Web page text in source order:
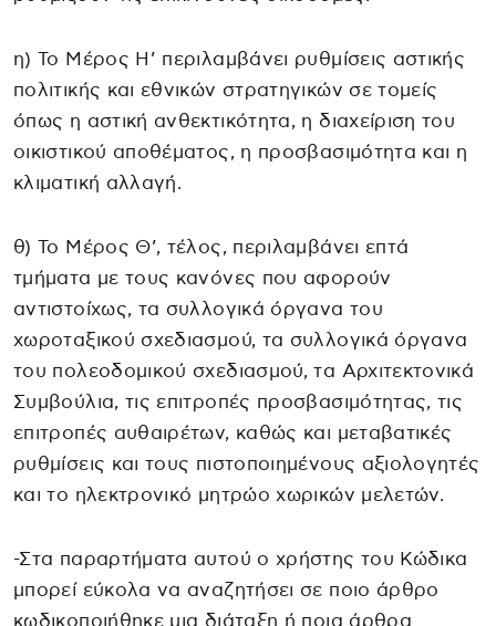
η) Το Μέρος Η’ περιλαμβάνει ρυθμίσεις αστικής
πολιτικής και εθνικών στρατηγικών σε τομείς
όπως η αστική ανθεκτικότητα, η διαχείριση του
οικιστικού αποθέματος, η προσβασιμότητα και η
κλιματική αλλαγή.
θ) Το Μέρος Θ’, τέλος, περιλαμβάνει επτά
τμήματα με τους κανόνες που αφορούν
αντιστοίχως, τα συλλογικά όργανα του
χωροταξικού σχεδιασμού, τα συλλογικά όργανα
του πολεοδομικού σχεδιασμού, τα Αρχιτεκτονικά
Συμβούλια, τις επιτροπές προσβασιμότητας, τις
επιτροπές αυθαιρέτων, καθώς και μεταβατικές
ρυθμίσεις και τους πιστοποιημένους αξιολογητές
και το ηλεκτρονικό μητρώο χωρικών μελετών.
-Στα παραρτήματα αυτού ο χρήστης του Κώδικα
μπορεί εύκολα να αναζητήσει σε ποιο άρθρο
κωδικοποιήθηκε μια διάταξη ή ποια άρθρα